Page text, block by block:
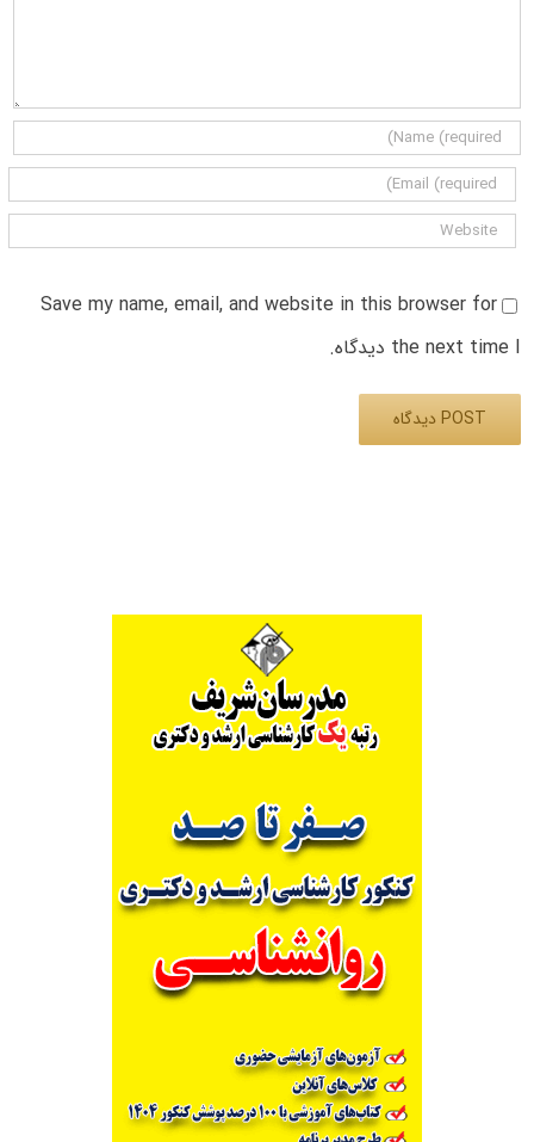
Save my name, email, and website in this browser for
the next time I دیدگاه.